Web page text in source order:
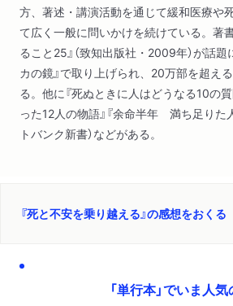
方、著述・講演活動を通じて緩和医療や
て広く一般に問いかけを続けている。著
ること25』（致知出版社・2009年）が話
カの鏡』で取り上げられ、20万部を超え
る。他に『死ぬときに人はどうなる10の質
った12人の物語』『余命半年 満ち足りた
トバンク新書）などがある。
『死と不安を乗り越える』の感想をおくる
「単行本」でいま人